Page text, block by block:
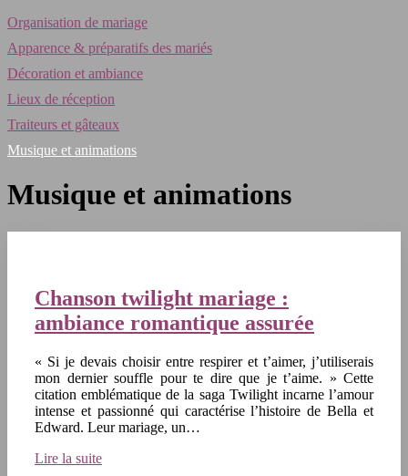
Organisation de mariage
Apparence & préparatifs des mariés
Décoration et ambiance
Lieux de réception
Traiteurs et gâteaux
Musique et animations
Musique et animations
Chanson twilight mariage :
ambiance romantique assurée
« Si je devais choisir entre respirer et t’aimer, j’utiliserais
mon dernier souffle pour te dire que je t’aime. » Cette
citation emblématique de la saga Twilight incarne l’amour
intense et passionné qui caractérise l’histoire de Bella et
Edward. Leur mariage, un…
Lire la suite